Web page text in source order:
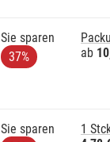
Sie sparen
37%
ab
Sie sparen
1